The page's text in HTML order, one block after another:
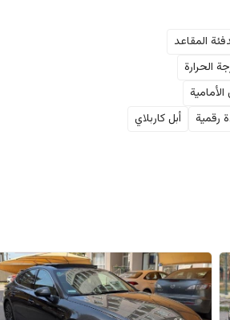
المقاعد
الحرارة
رقمية
أبل كاربلاي